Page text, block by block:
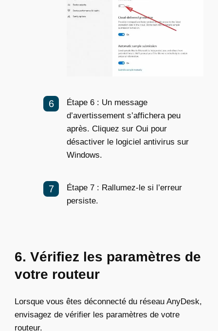
Étape 6 : Un message
d’avertissement s’affichera peu
après. Cliquez sur Oui pour
désactiver le logiciel antivirus sur
Windows.
Étape 7 : Rallumez-le si l’erreur
persiste.
6. Vérifiez les paramètres de
votre routeur
Lorsque vous êtes déconnecté du réseau AnyDesk,
envisagez de vérifier les paramètres de votre
routeur.